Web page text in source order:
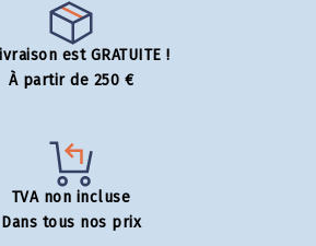
est GRATUITE !
À partir de 250 €
TVA non incluse
Dans tous nos prix